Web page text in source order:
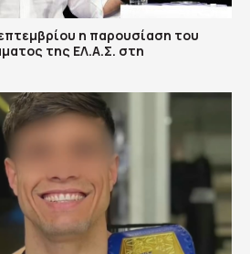
η παρουσίαση του
της ΕΛ.Α.Σ. στη